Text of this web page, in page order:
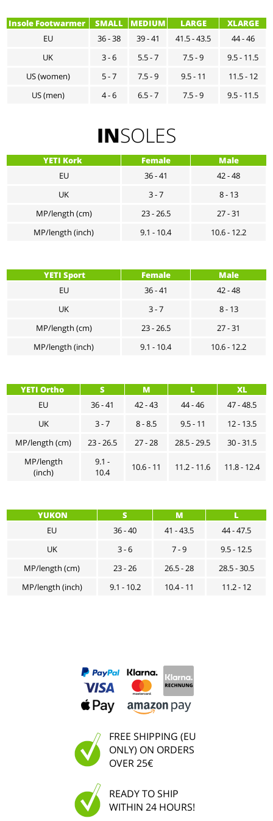
Insole Footwarmer SMALL MEDIUM LARGE
XLARGE
EU
36 - 38 39 - 41 41.5 - 43.5
44 - 46
UK
3 - 6 5.5 - 7 7.5 - 9
9.5 - 11.5
US (women)
5 - 7 7.5 - 9 9.5 - 11
11.5 - 12
US (men)
4 - 6 6.5 - 7 7.5 - 9 9.5 - 11.5
INSOLES
YETI Kork Female
Male
EU
36 - 41
42 - 48
UK
3 - 7
8 - 13
MP/length (cm)
23 - 26.5
27 - 31
MP/length (inch)
9.1 - 10.4 10.6 - 12.2
YETI Sport Female
Male
EU
36 - 41
42 - 48
UK
3 - 7
8 - 13
MP/length (cm)
23 - 26.5
27 - 31
MP/length (inch)
9.1 - 10.4 10.6 - 12.2
YETI Ortho S M L
XL
EU
36 - 41 42 - 43 44 - 46
47 - 48.5
UK
3 - 7 8 - 8.5 9.5 - 11
12 - 13.5
MP/length (cm)
23 - 26.5 27 - 28 28.5 - 29.5
30 - 31.5
MP/length
(inch)
9.1 -
10.4
10.6 - 11 11.2 - 11.6 11.8 - 12.4
YUKON S M
L
EU
36 - 40 41 - 43.5
44 - 47.5
UK
3 - 6 7 - 9
9.5 - 12.5
MP/length (cm)
23 - 26 26.5 - 28
28.5 - 30.5
MP/length (inch)
9.1 - 10.2 10.4 - 11 11.2 - 12
FREE SHIPPING (EU
ONLY) ON ORDERS
OVER 25€
READY TO SHIP
WITHIN 24 HOURS!